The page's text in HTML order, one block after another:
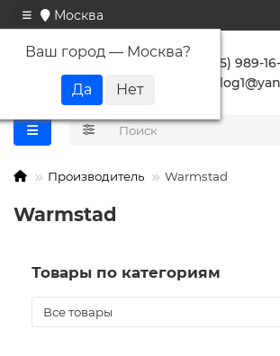
Москва
Ваш город — Москва?
+7 (495) 989-
Производитель Warmstad
Warmstad
Товары по категориям